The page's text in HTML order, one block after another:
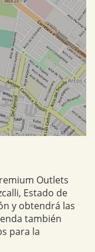
Outlets
Estado de
y obtendrá las
también
para la